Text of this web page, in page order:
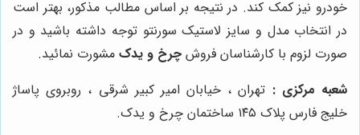
خودرو نیز کمک کند. در نتیجه بر اساس مطالب مذکور، بهتر است
در انتخاب مدل و سایز لاستیک سورنتو توجه داشته باشید و در
صورت لزوم با کارشناسان فروش چرخ و یدک مشورت نمائید.
شعبه مرکزی : تهران ، خیابان امیر کبیر شرقی ، روبروی پاساژ
خلیج فارس پلاک ۱۴۵ ساختمان چرخ و یدک.